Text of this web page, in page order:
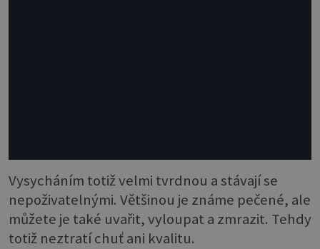
Vysycháním totiž velmi tvrdnou a stávají se
nepoživatelnými. Většinou je známe pečené, ale
můžete je také uvařit, vyloupat a zmrazit. Tehdy
totiž neztratí chuť ani kvalitu.